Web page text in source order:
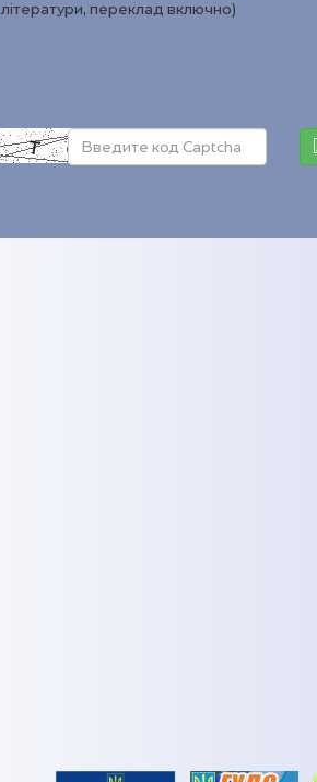
літератури, переклад включно)